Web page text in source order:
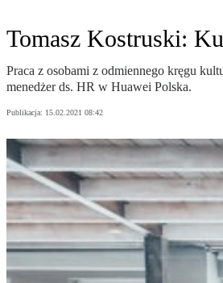
Tomasz Kostruski:
Praca z osobami z odmiennego kręgu
menedżer ds. HR w Huawei Polska.
Publikacja: 15.02.2021 08:42